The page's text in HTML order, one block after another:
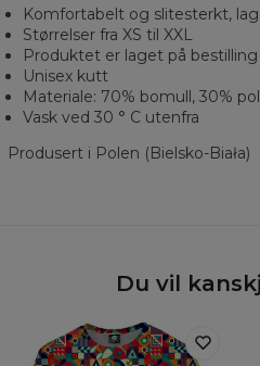
Komfortabelt og slitesterkt,
Størrelser fra XS til XXL
Produktet er laget på bestilling
Unisex kutt
Materiale: 70% bomull, 30%
Vask ved 30 ° C utenfra
Produsert i Polen (Bielsko-Biała)
Du vil